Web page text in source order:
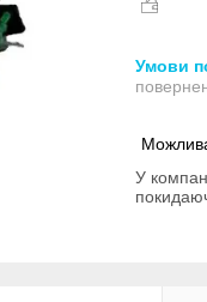
У